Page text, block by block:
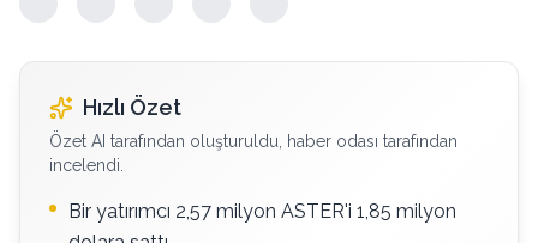
Hızlı Özet
Özet AI tarafından oluşturuldu, haber odası tarafından
incelendi.
Bir yatırımcı 2,57 milyon ASTER'i 1,85 milyon